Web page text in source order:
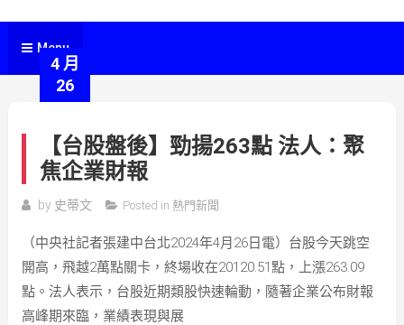
Menu
4 月
26
【台股盤後】勁揚263點 法人：聚
焦企業財報
by 史蒂文 Posted in 熱門新聞
（中央社記者張建中台北2024年4月26日電）台股今天跳空
開高，飛越2萬點關卡，終場收在20120.51點，上漲263.09
點。法人表示，台股近期類股快速輪動，隨著企業公布財報
高峰期來臨，業績表現與展